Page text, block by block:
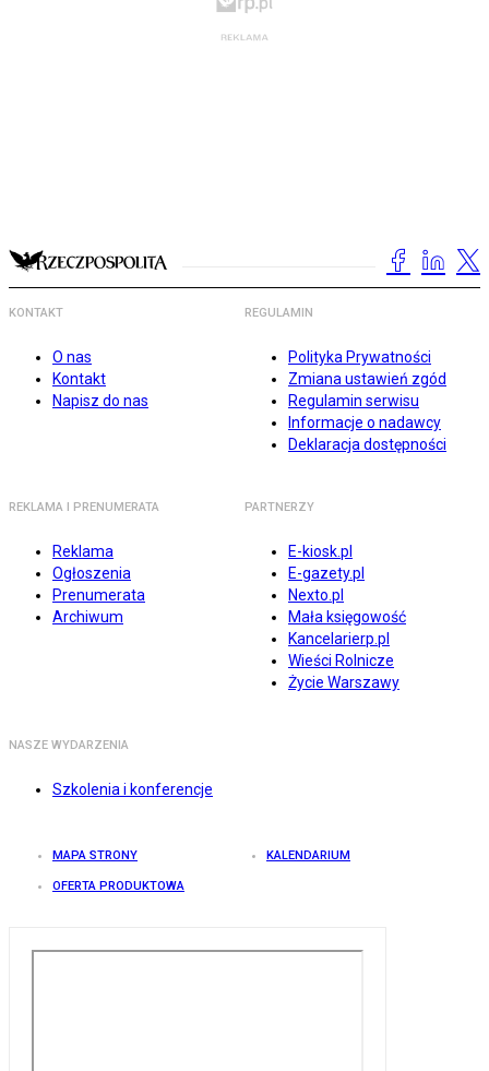
KONTAKT
O nas
Kontakt
Napisz do nas
REGULAMIN
Polityka Prywatności
Zmiana ustawień zgód
Regulamin serwisu
Informacje o nadawcy
Deklaracja dostępności
REKLAMA I PRENUMERATA
Reklama
Ogłoszenia
Prenumerata
Archiwum
PARTNERZY
E-kiosk.pl
E-gazety.pl
Nexto.pl
Mała księgowość
Kancelarierp.pl
Wieści Rolnicze
Życie Warszawy
NASZE WYDARZENIA
Szkolenia i konferencje
MAPA STRONY KALENDARIUM
OFERTA PRODUKTOWA